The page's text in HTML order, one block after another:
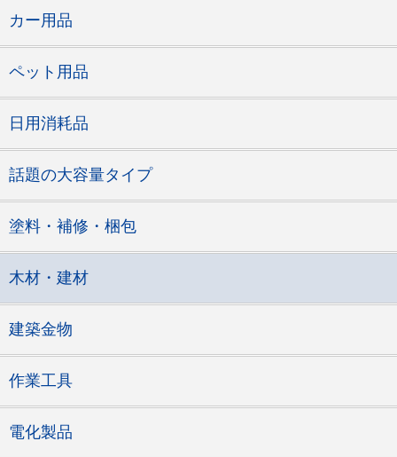
カー用品
ペット用品
日用消耗品
話題の大容量タイプ
塗料・補修・梱包
木材・建材
建築金物
作業工具
電化製品